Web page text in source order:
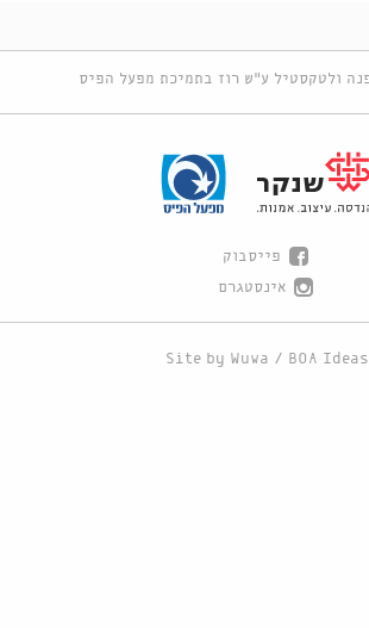
ולטקסטיל ע"ש רוז בתמיכת מפעל הפיס
פייסבוק
אינסטגרם
Site by Wuwa / BOA Ideas